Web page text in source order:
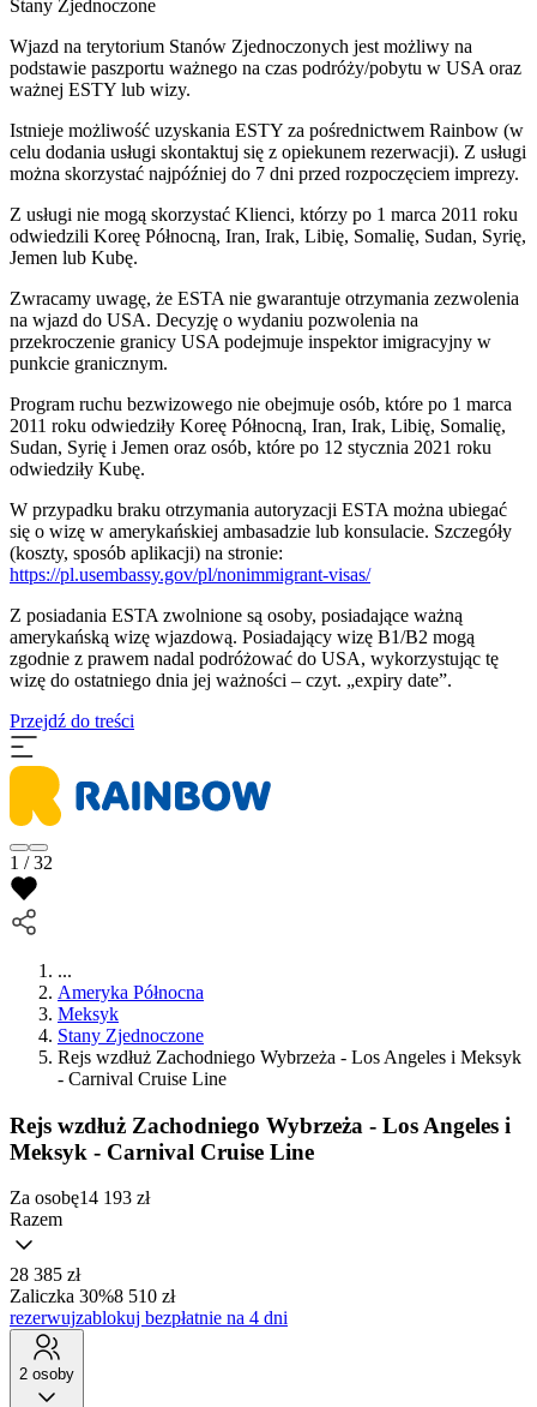
Stany Zjednoczone
Wjazd na terytorium Stanów Zjednoczonych jest możliwy na
podstawie paszportu ważnego na czas podróży/pobytu w USA oraz
ważnej ESTY lub wizy.
Istnieje możliwość uzyskania ESTY za pośrednictwem Rainbow (w
celu dodania usługi skontaktuj się z opiekunem rezerwacji). Z usługi
można skorzystać najpóźniej do 7 dni przed rozpoczęciem imprezy.
Z usługi nie mogą skorzystać Klienci, którzy po 1 marca 2011 roku
odwiedzili Koreę Północną, Iran, Irak, Libię, Somalię, Sudan, Syrię,
Jemen lub Kubę.
Zwracamy uwagę, że ESTA nie gwarantuje otrzymania zezwolenia
na wjazd do USA. Decyzję o wydaniu pozwolenia na
przekroczenie granicy USA podejmuje inspektor imigracyjny w
punkcie granicznym.
Program ruchu bezwizowego nie obejmuje osób, które po 1 marca
2011 roku odwiedziły Koreę Północną, Iran, Irak, Libię, Somalię,
Sudan, Syrię i Jemen oraz osób, które po 12 stycznia 2021 roku
odwiedziły Kubę.
W przypadku braku otrzymania autoryzacji ESTA można ubiegać
się o wizę w amerykańskiej ambasadzie lub konsulacie. Szczegóły
(koszty, sposób aplikacji) na stronie:
https://pl.usembassy.gov/pl/nonimmigrant-visas/
Z posiadania ESTA zwolnione są osoby, posiadające ważną
amerykańską wizę wjazdową. Posiadający wizę B1/B2 mogą
zgodnie z prawem nadal podróżować do USA, wykorzystując tę
wizę do ostatniego dnia jej ważności – czyt. „expiry date”.
Przejdź do treści
1 / 32
...
Ameryka Północna
Meksyk
Stany Zjednoczone
Rejs wzdłuż Zachodniego Wybrzeża - Los Angeles i Meksyk
- Carnival Cruise Line
Rejs wzdłuż Zachodniego Wybrzeża - Los Angeles i
Meksyk - Carnival Cruise Line
Za osobę14 193 zł
Razem
28 385 zł
Zaliczka 30%8 510 zł
rezerwujzablokuj bezpłatnie na 4 dni
2 osoby